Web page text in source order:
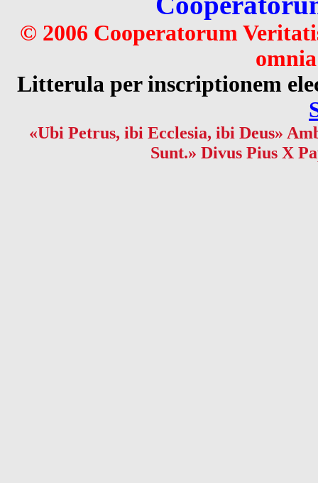
© 2006 Cooperatorum
Litterula per inscriptionem
«Ubi Petrus, ibi Ecclesia, ibi Deus»
Sunt.» Divus Pius X